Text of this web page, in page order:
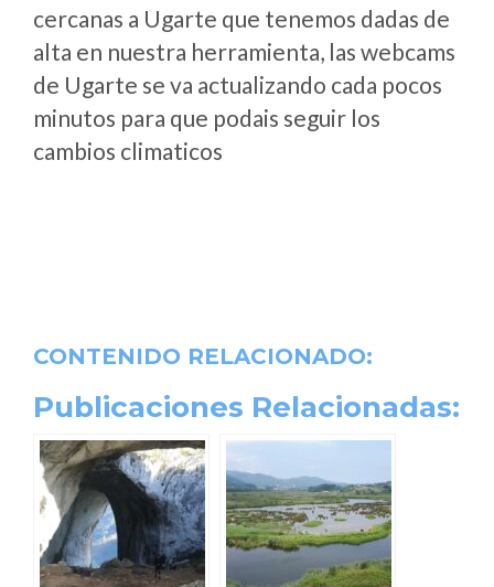
cercanas a Ugarte que tenemos dadas de
alta en nuestra herramienta, las webcams
de Ugarte se va actualizando cada pocos
minutos para que podais seguir los
cambios climaticos
CONTENIDO RELACIONADO:
Publicaciones Relacionadas: